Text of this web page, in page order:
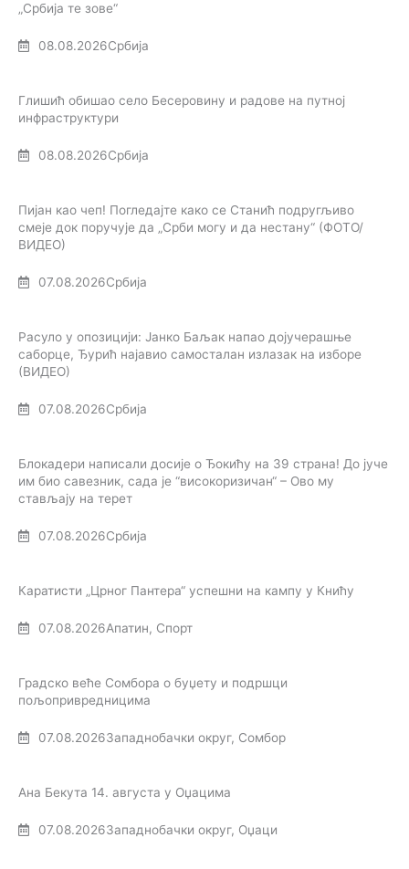
„Србија те зове“
08.08.2026Србија
Глишић обишао село Бесеровину и радове на путној
инфраструктури
08.08.2026Србија
Пијан као чеп! Погледајте како се Станић подругљиво
смеје док поручује да „Срби могу и да нестану“ (ФОТО/
ВИДЕО)
07.08.2026Србија
Расуло у опозицији: Јанко Баљак напао дојучерашње
саборце, Ђурић најавио самосталан излазак на изборе
(ВИДЕО)
07.08.2026Србија
Блокадери написали досије о Ђокићу на 39 страна! До јуче
им био савезник, сада је “високоризичан“ – Ово му
стављају на терет
07.08.2026Србија
Каратисти „Црног Пантера“ успешни на кампу у Книћу
07.08.2026Апатин, Спорт
Градско веће Сомбора о буџету и подршци
пољопривредницима
07.08.2026Западнобачки округ, Сомбор
Ана Бекута 14. августа у Оџацима
07.08.2026Западнобачки округ, Оџаци